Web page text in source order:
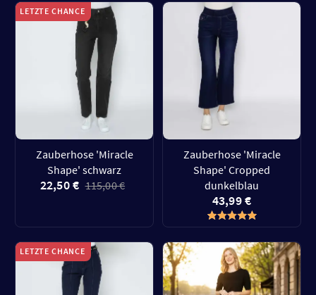
LETZTE CHANCE
Zauberhose 'Miracle
Shape' schwarz
22,50 € 115,00 €
Zauberhose 'Miracle
Shape' Cropped
dunkelblau
43,99 €
LETZTE CHANCE